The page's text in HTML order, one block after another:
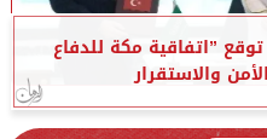
”اتفاقية مكة للدفاع
والاستقرار